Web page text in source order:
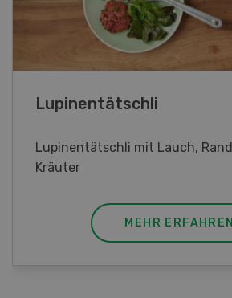
Frühlingsrollen
Frühlingsrollen mit Poulet
MEHR ERFAHREN